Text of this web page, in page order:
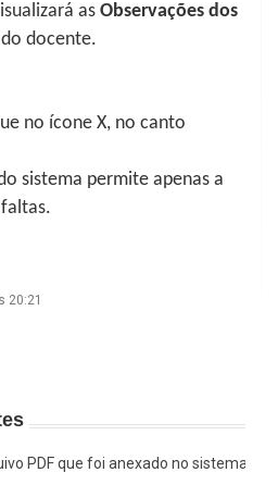
as Observações dos
docente.
no ícone X, no canto
sistema permite apenas a
20:21
PDF que foi anexado no sistema, o